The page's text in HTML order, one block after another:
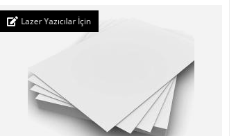
Lazer Yazıcılar İçin